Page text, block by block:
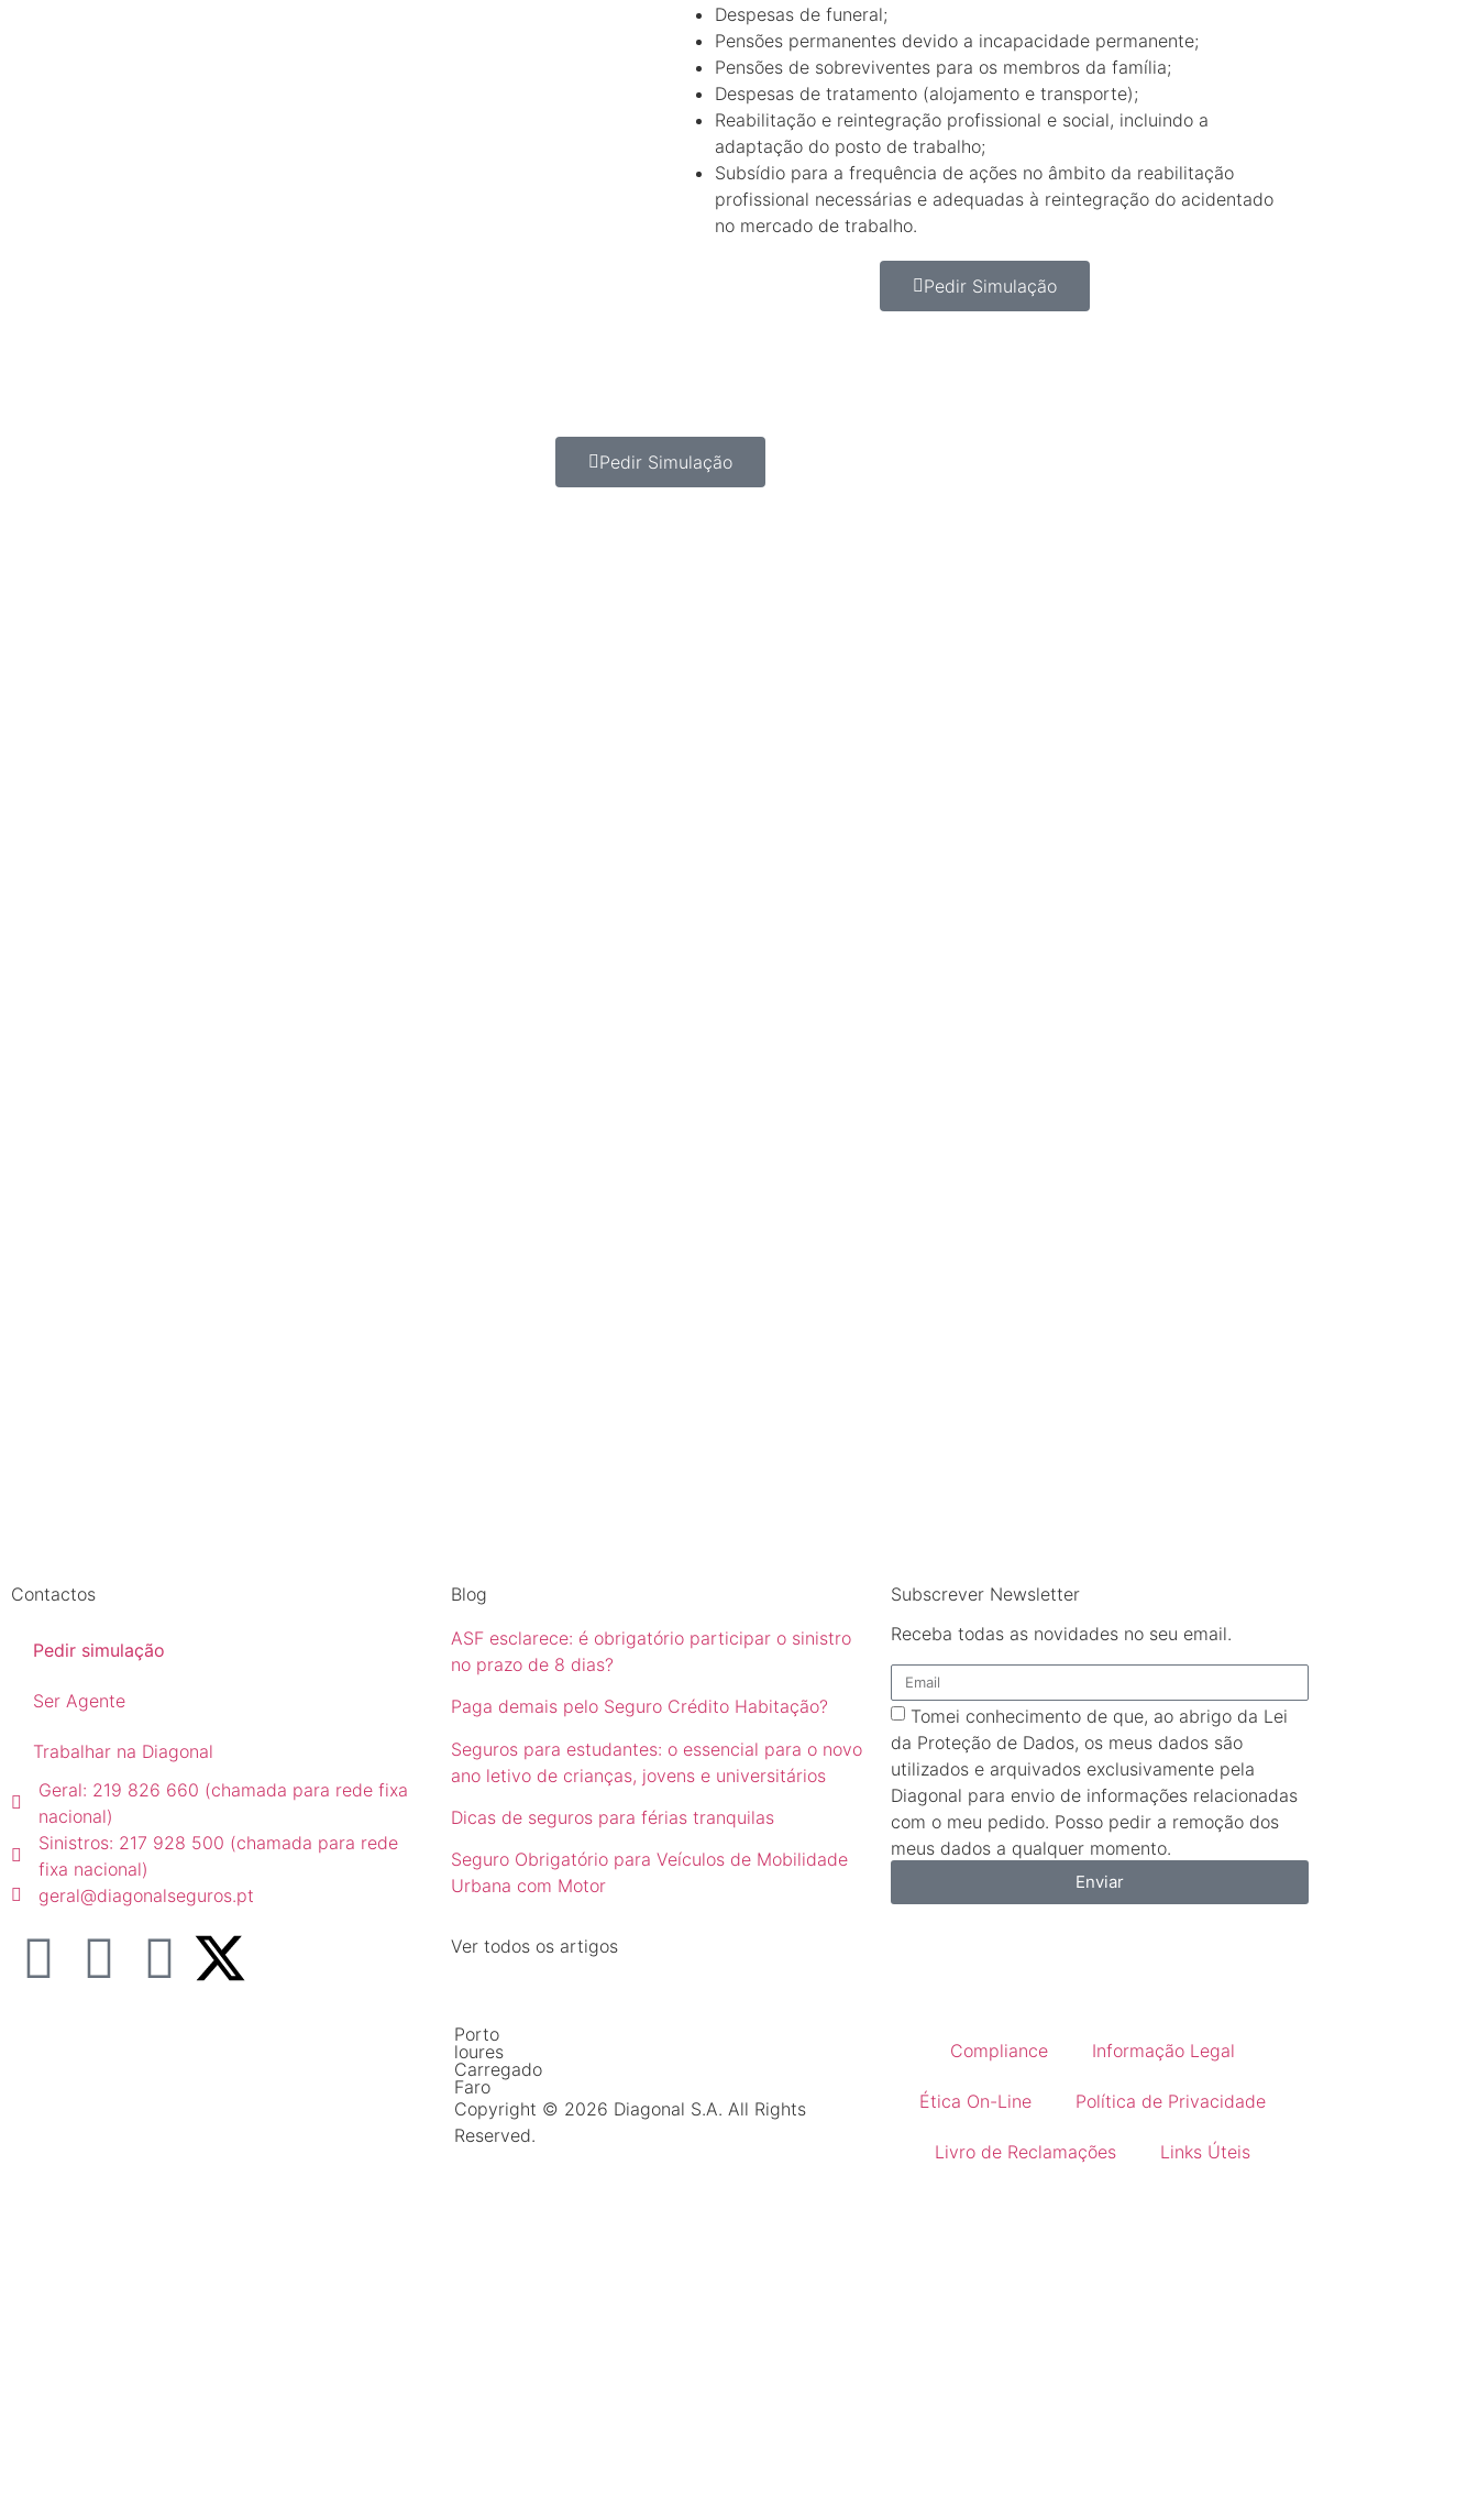
Despesas de funeral;
Pensões permanentes devido a incapacidade permanente;
Pensões de sobreviventes para os membros da família;
Despesas de tratamento (alojamento e transporte);
Reabilitação e reintegração profissional e social, incluindo a
adaptação do posto de trabalho;
Subsídio para a frequência de ações no âmbito da reabilitação
profissional necessárias e adequadas à reintegração do acidentado
no mercado de trabalho.
Pedir Simulação
Pedir Simulação
Contactos
Pedir simulação
Ser Agente
Trabalhar na Diagonal
Geral: 219 826 660 (chamada para rede fixa
nacional)
Sinistros: 217 928 500 (chamada para rede
fixa nacional)
geral@diagonalseguros.pt
Blog
ASF esclarece: é obrigatório participar o sinistro
no prazo de 8 dias?
Paga demais pelo Seguro Crédito Habitação?
Seguros para estudantes: o essencial para o novo
ano letivo de crianças, jovens e universitários
Dicas de seguros para férias tranquilas
Seguro Obrigatório para Veículos de Mobilidade
Urbana com Motor
Ver todos os artigos
Subscrever Newsletter
Receba todas as novidades no seu email.
Tomei conhecimento de que, ao abrigo da Lei
da Proteção de Dados, os meus dados são
utilizados e arquivados exclusivamente pela
Diagonal para envio de informações relacionadas
com o meu pedido. Posso pedir a remoção dos
meus dados a qualquer momento.
Enviar
Porto
loures
Carregado
Faro
Copyright © 2026 Diagonal S.A. All Rights
Reserved.
Compliance Informação Legal
Ética On-Line Política de Privacidade
Livro de Reclamações Links Úteis